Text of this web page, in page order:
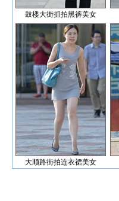
鼓楼大街抓拍黑裤美女
大顺路街拍连衣裙美女